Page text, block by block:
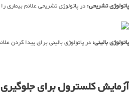
پاتولوژی تشریحی:در پاتولوژی تشریحی علائم
پاتولوژی بالینی:در پاتولوژی بالینی برای پیدا کردن
آزمایش کلسترول برای